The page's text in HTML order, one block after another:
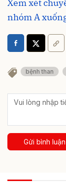
Xem xét
nhóm A
bệnh than
Gửi bình luận